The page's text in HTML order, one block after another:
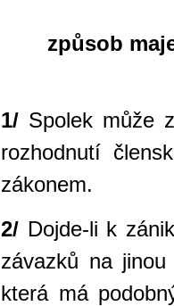
způsob
1/ Spolek může
rozhodnutí
zákonem.
2/ Dojde-li k
závazků na jinou
která má